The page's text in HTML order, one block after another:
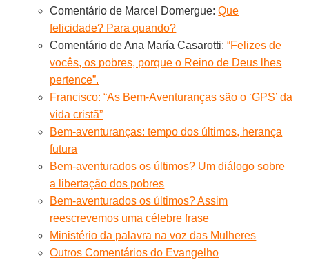
Comentário de Marcel Domergue:Que
felicidade? Para quando?
Comentário de Ana María Casarotti:“Felizes de
vocês, os pobres, porque o Reino de Deus lhes
pertence”.
Francisco: “As Bem-Aventuranças são o ‘GPS’ da
vida cristã”
Bem-aventuranças: tempo dos últimos, herança
futura
Bem-aventurados os últimos? Um diálogo sobre
a libertação dos pobres
Bem-aventurados os últimos? Assim
reescrevemos uma célebre frase
Ministério da palavra na voz das Mulheres
Outros Comentários do Evangelho